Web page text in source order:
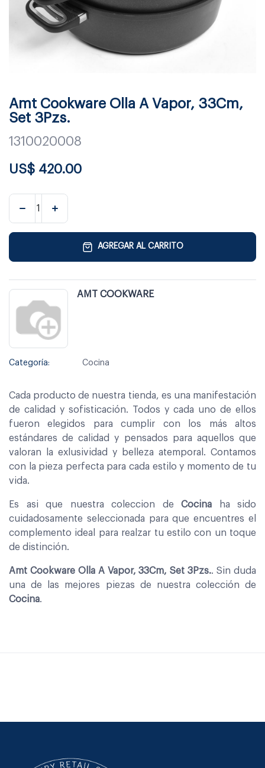
Amt Cookware Olla A Vapor, 33Cm,
Set 3Pzs.
1310020008
US$ 420.00
AGREGAR AL CARRITO
AMT COOKWARE
Categoría: Cocina
Cada producto de nuestra tienda, es una manifestación
de calidad y sofisticación. Todos y cada uno de ellos
fueron elegidos para cumplir con los más altos
estándares de calidad y pensados para aquellos que
valoran la exlusividad y belleza atemporal. Contamos
con la pieza perfecta para cada estilo y momento de tu
vida.
Es asi que nuestra coleccion de Cocina ha sido
cuidadosamente seleccionada para que encuentres el
complemento ideal para realzar tu estilo con un toque
de distinción.
Amt Cookware Olla A Vapor, 33Cm, Set 3Pzs.. Sin duda
una de las mejores piezas de nuestra colección de
Cocina.